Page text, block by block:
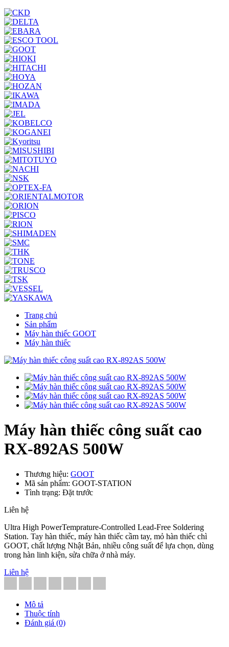
Trang chủ
Sản phẩm
Máy hàn thiếc GOOT
Máy hàn thiếc
Máy hàn thiếc công suất cao
RX-892AS 500W
Thương hiệu: GOOT
Mã sản phẩm: GOOT-STATION
Tình trạng: Đặt trước
Liên hệ
Ultra High PowerTemprature-Controlled Lead-Free Soldering
Station. Tay hàn thiếc, máy hàn thiếc cầm tay, mỏ hàn thiếc chì
GOOT, chất lượng Nhật Bản, nhiều công suất để lựa chọn, dùng
trong hàn linh kiện, sửa chữa ở nhà máy.
Liên hệ
Mô tả
Thuộc tính
Đánh giá (0)